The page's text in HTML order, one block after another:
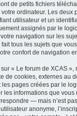
de petits fichiers
ordinateur. Les deux
utilisateur et un
assignés par le
navigation sur les
tous les sujets que
confort de navigation
« Le forum de XCAS
de cookies, externes au
pages créées par le
les informations que
— mais n’est
anonyme,